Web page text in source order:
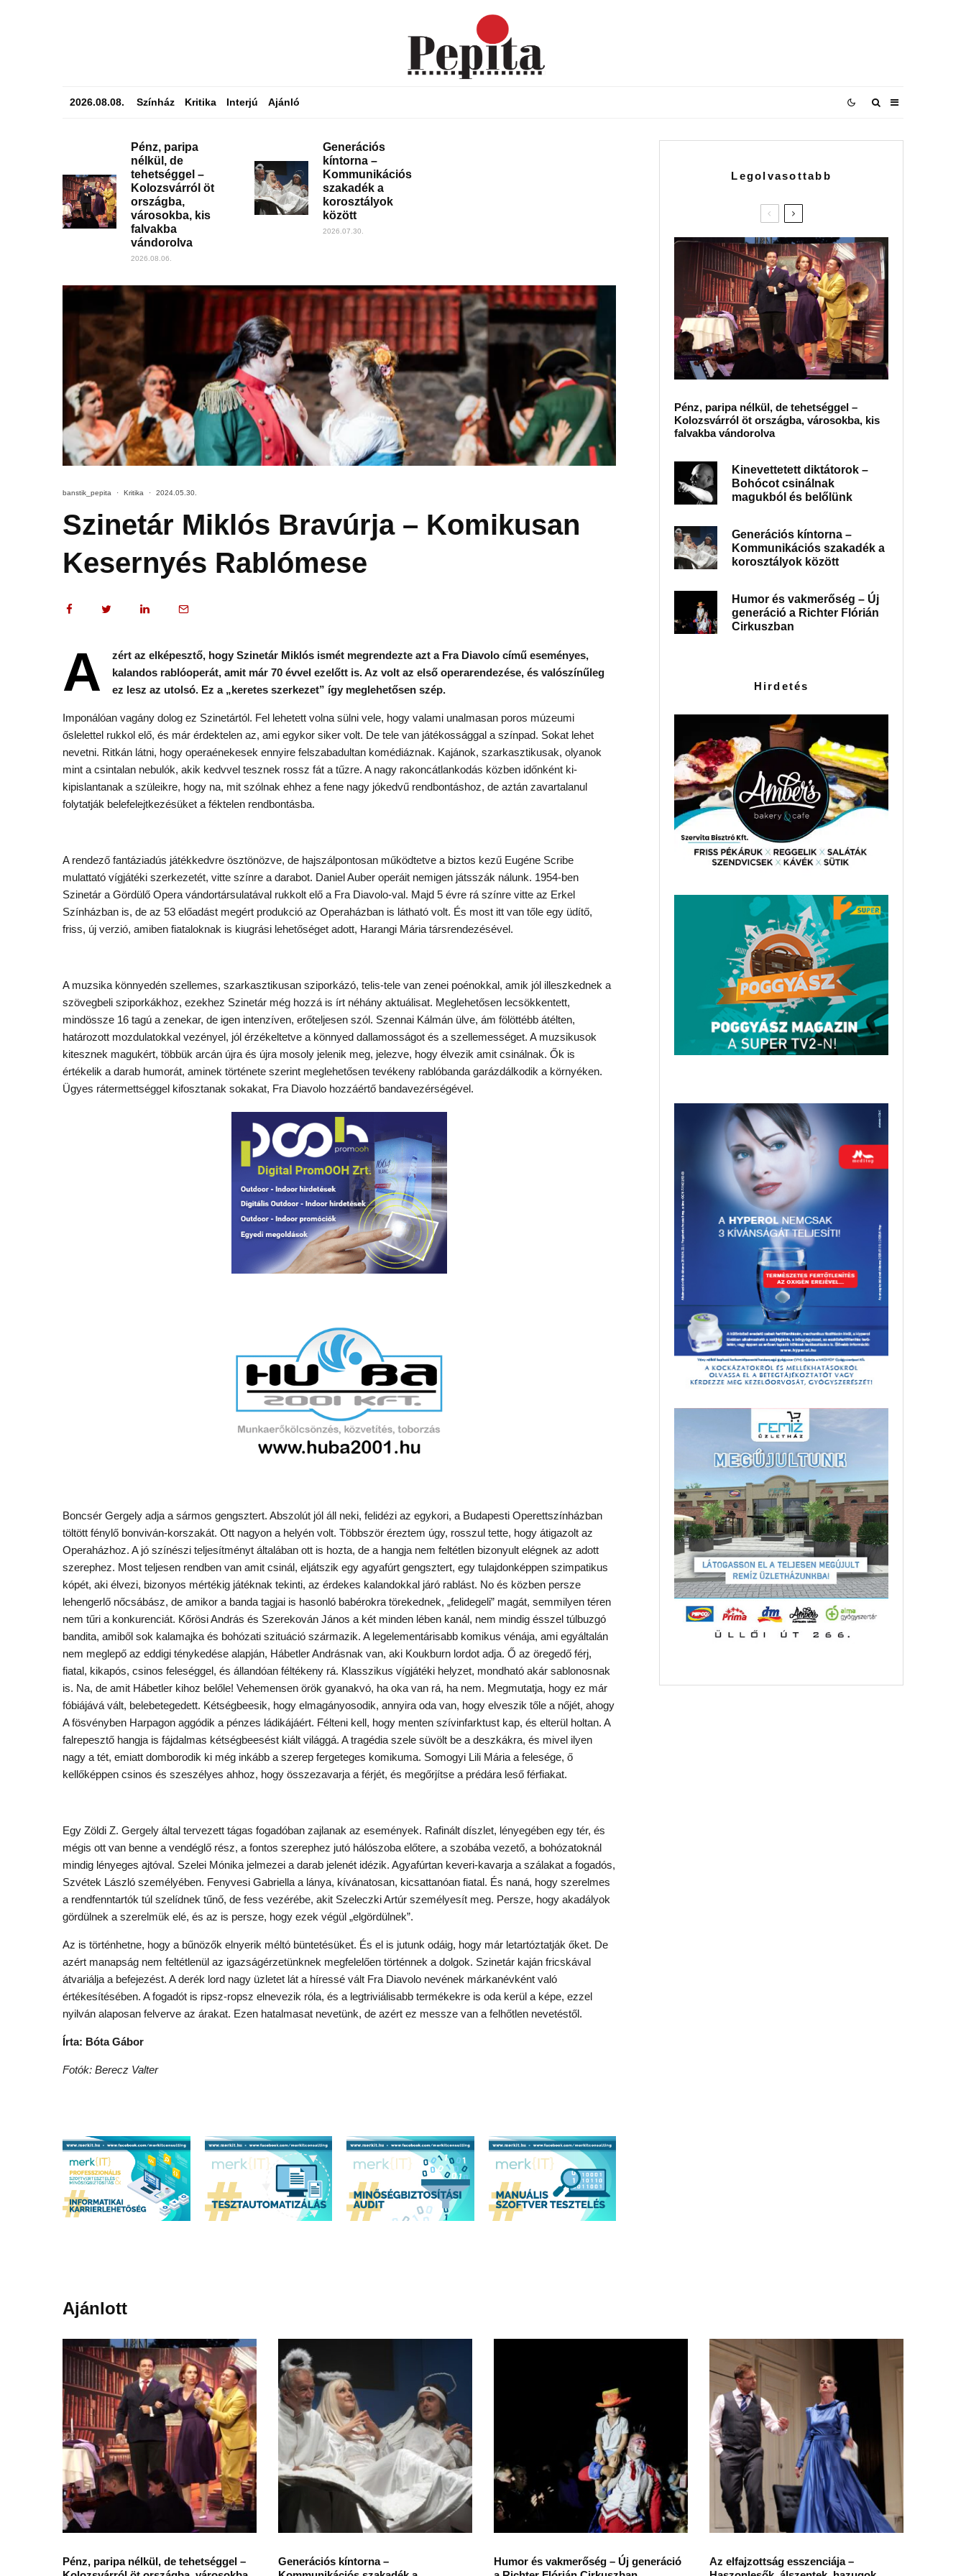
2026.08.08. Színház Kritika Interjú Ajánló
Pénz, paripa
nélkül, de
tehetséggel –
Kolozsvárról öt
országba,
városokba, kis
falvakba
vándorolva
2026.08.06.
Generációs
kíntorna –
Kommunikációs
szakadék a
korosztályok
között
2026.07.30.
banstik_pepita · Kritika · 2024.05.30.
Szinetár Miklós Bravúrja – Komikusan
Kesernyés Rablómese
A
zért az elképesztő, hogy Szinetár Miklós ismét megrendezte azt a Fra Diavolo című eseményes,
kalandos rablóoperát, amit már 70 évvel ezelőtt is. Az volt az első operarendezése, és valószínűleg
ez lesz az utolsó. Ez a „keretes szerkezet” így meglehetősen szép.
Imponálóan vagány dolog ez Szinetártól. Fel lehetett volna sülni vele, hogy valami unalmasan poros múzeumi
őslelettel rukkol elő, és már érdektelen az, ami egykor siker volt. De tele van játékossággal a színpad. Sokat lehet
nevetni. Ritkán látni, hogy operaénekesek ennyire felszabadultan komédiáznak. Kajánok, szarkasztikusak, olyanok
mint a csintalan nebulók, akik kedvvel tesznek rossz fát a tűzre. A nagy rakoncátlankodás közben időnként ki-
kipislantanak a szüleikre, hogy na, mit szólnak ehhez a fene nagy jókedvű rendbontáshoz, de aztán zavartalanul
folytatják belefelejtkezésüket a féktelen rendbontásba.
A rendező fantáziadús játékkedvre ösztönözve, de hajszálpontosan működtetve a biztos kezű Eugéne Scribe
mulattató vígjátéki szerkezetét, vitte színre a darabot. Daniel Auber operáit nemigen játsszák nálunk. 1954-ben
Szinetár a Gördülő Opera vándortársulatával rukkolt elő a Fra Diavolo-val. Majd 5 évre rá színre vitte az Erkel
Színházban is, de az 53 előadást megért produkció az Operaházban is látható volt. És most itt van tőle egy üdítő,
friss, új verzió, amiben fiataloknak is kiugrási lehetőséget adott, Harangi Mária társrendezésével.
A muzsika könnyedén szellemes, szarkasztikusan sziporkázó, telis-tele van zenei poénokkal, amik jól illeszkednek a
szövegbeli sziporkákhoz, ezekhez Szinetár még hozzá is írt néhány aktuálisat. Meglehetősen lecsökkentett,
mindössze 16 tagú a zenekar, de igen intenzíven, erőteljesen szól. Szennai Kálmán ülve, ám fölöttébb átélten,
határozott mozdulatokkal vezényel, jól érzékeltetve a könnyed dallamosságot és a szellemességet. A muzsikusok
kitesznek magukért, többük arcán újra és újra mosoly jelenik meg, jelezve, hogy élvezik amit csinálnak. Ők is
értékelik a darab humorát, aminek története szerint meglehetősen tevékeny rablóbanda garázdálkodik a környéken.
Ügyes rátermettséggel kifosztanak sokakat, Fra Diavolo hozzáértő bandavezérségével.
Boncsér Gergely adja a sármos gengsztert. Abszolút jól áll neki, felidézi az egykori, a Budapesti Operettszínházban
töltött fénylő bonviván-korszakát. Ott nagyon a helyén volt. Többször éreztem úgy, rosszul tette, hogy átigazolt az
Operaházhoz. A jó színészi teljesítményt általában ott is hozta, de a hangja nem feltétlen bizonyult elégnek az adott
szerephez. Most teljesen rendben van amit csinál, eljátszik egy agyafúrt gengsztert, egy tulajdonképpen szimpatikus
kópét, aki élvezi, bizonyos mértékig játéknak tekinti, az érdekes kalandokkal járó rablást. No és közben persze
lehengerlő nőcsábász, de amikor a banda tagjai is hasonló babérokra törekednek, „felidegeli” magát, semmilyen téren
nem tűri a konkurenciát. Kőrösi András és Szerekován János a két minden lében kanál, nem mindig ésszel túlbuzgó
bandita, amiből sok kalamajka és bohózati szituáció származik. A legelementárisabb komikus vénája, ami egyáltalán
nem meglepő az eddigi ténykedése alapján, Hábetler Andrásnak van, aki Koukburn lordot adja. Ő az öregedő férj,
fiatal, kikapós, csinos feleséggel, és állandóan féltékeny rá. Klasszikus vígjátéki helyzet, mondható akár sablonosnak
is. Na, de amit Hábetler kihoz belőle! Vehemensen örök gyanakvó, ha oka van rá, ha nem. Megmutatja, hogy ez már
fóbiájává vált, belebetegedett. Kétségbeesik, hogy elmagányosodik, annyira oda van, hogy elveszik tőle a nőjét, ahogy
A fösvényben Harpagon aggódik a pénzes ládikájáért. Félteni kell, hogy menten szívinfarktust kap, és elterül holtan. A
falrepesztő hangja is fájdalmas kétségbeesést kiált világgá. A tragédia szele süvölt be a deszkákra, és mivel ilyen
nagy a tét, emiatt domborodik ki még inkább a szerep fergeteges komikuma. Somogyi Lili Mária a felesége, ő
kellőképpen csinos és szeszélyes ahhoz, hogy összezavarja a férjét, és megőrjítse a prédára leső férfiakat.
Egy Zöldi Z. Gergely által tervezett tágas fogadóban zajlanak az események. Rafinált díszlet, lényegében egy tér, és
mégis ott van benne a vendéglő rész, a fontos szerephez jutó hálószoba előtere, a szobába vezető, a bohózatoknál
mindig lényeges ajtóval. Szelei Mónika jelmezei a darab jelenét idézik. Agyafúrtan keveri-kavarja a szálakat a fogadós,
Szvétek László személyében. Fenyvesi Gabriella a lánya, kívánatosan, kicsattanóan fiatal. És naná, hogy szerelmes
a rendfenntartók túl szelídnek tűnő, de fess vezérébe, akit Szeleczki Artúr személyesít meg. Persze, hogy akadályok
gördülnek a szerelmük elé, és az is persze, hogy ezek végül „elgördülnek”.
Az is történhetne, hogy a bűnözők elnyerik méltó büntetésüket. És el is jutunk odáig, hogy már letartóztatják őket. De
azért manapság nem feltétlenül az igazságérzetünknek megfelelően történnek a dolgok. Szinetár kaján fricskával
átvariálja a befejezést. A derék lord nagy üzletet lát a híressé vált Fra Diavolo nevének márkanévként való
értékesítésében. A fogadót is ripsz-ropsz elnevezik róla, és a legtriviálisabb termékekre is oda kerül a képe, ezzel
nyilván alaposan felverve az árakat. Ezen hatalmasat nevetünk, de azért ez messze van a felhőtlen nevetéstől.
Írta: Bóta Gábor
Fotók: Berecz Valter
Legolvasottabb
Pénz, paripa nélkül, de tehetséggel –
Kolozsvárról öt országba, városokba, kis
falvakba vándorolva
Kinevettetett diktátorok –
Bohócot csinálnak
magukból és belőlünk
Generációs kíntorna –
Kommunikációs szakadék a
korosztályok között
Humor és vakmerőség – Új
generáció a Richter Flórián
Cirkuszban
Hirdetés
Ajánlott
Pénz, paripa nélkül, de tehetséggel –
Generációs kíntorna –
Humor és vakmerőség – Új generáció
Az elfajzottság esszenciája –